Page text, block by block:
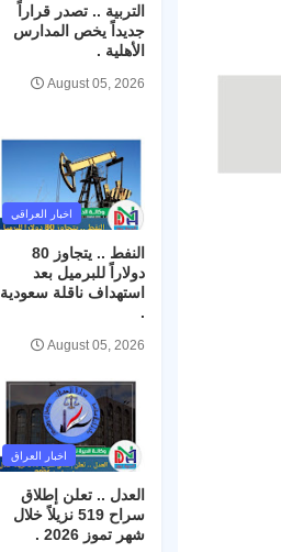
التربية .. تصدر قراراً
جديداً يخص المدارس
الأهلية .
August 05, 2026
اخبار العراقي
النفط .. يتجاوز 80
دولاراً للبرميل بعد
استهداف ناقلة سعودية
.
August 05, 2026
اخبار العراق
العدل .. تعلن إطلاق
سراح 519 نزيلاً خلال
شهر تموز 2026 .